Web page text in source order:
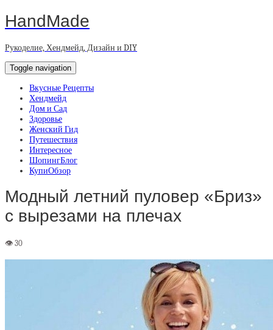
HandMade
Рукоделие, Хендмейд, Дизайн и DIY
Toggle navigation
Вкусные Рецепты
Хендмейд
Дом и Сад
Здоровье
Женский Гид
Путешествия
Интересное
ШопингБлог
КупиОбзор
Модный летний пуловер «Бриз»
с вырезами на плечах